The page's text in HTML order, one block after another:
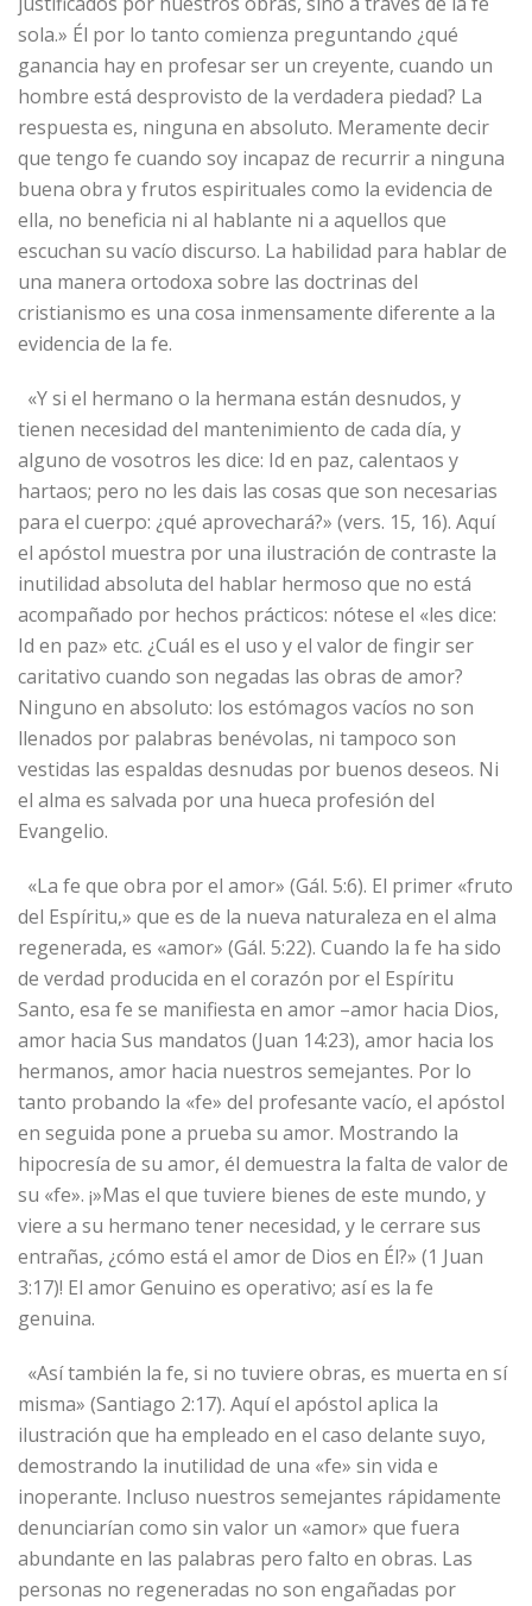
sola.» Él por lo tanto comienza preguntando ¿qué
ganancia hay en profesar ser un creyente, cuando un
hombre está desprovisto de la verdadera piedad? La
respuesta es, ninguna en absoluto. Meramente decir
que tengo fe cuando soy incapaz de recurrir a ninguna
buena obra y frutos espirituales como la evidencia de
ella, no beneficia ni al hablante ni a aquellos que
escuchan su vacío discurso. La habilidad para hablar de
una manera ortodoxa sobre las doctrinas del
cristianismo es una cosa inmensamente diferente a la
evidencia de la fe.
«Y si el hermano o la hermana están desnudos, y
tienen necesidad del mantenimiento de cada día, y
alguno de vosotros les dice: Id en paz, calentaos y
hartaos; pero no les dais las cosas que son necesarias
para el cuerpo: ¿qué aprovechará?» (vers. 15, 16). Aquí
el apóstol muestra por una ilustración de contraste la
inutilidad absoluta del hablar hermoso que no está
acompañado por hechos prácticos: nótese el «les dice:
Id en paz» etc. ¿Cuál es el uso y el valor de fingir ser
caritativo cuando son negadas las obras de amor?
Ninguno en absoluto: los estómagos vacíos no son
llenados por palabras benévolas, ni tampoco son
vestidas las espaldas desnudas por buenos deseos. Ni
el alma es salvada por una hueca profesión del
Evangelio.
«La fe que obra por el amor» (Gál. 5:6). El primer «fruto
del Espíritu,» que es de la nueva naturaleza en el alma
regenerada, es «amor» (Gál. 5:22). Cuando la fe ha sido
de verdad producida en el corazón por el Espíritu
Santo, esa fe se manifiesta en amor –amor hacia Dios,
amor hacia Sus mandatos (Juan 14:23), amor hacia los
hermanos, amor hacia nuestros semejantes. Por lo
tanto probando la «fe» del profesante vacío, el apóstol
en seguida pone a prueba su amor. Mostrando la
hipocresía de su amor, él demuestra la falta de valor de
su «fe». ¡»Mas el que tuviere bienes de este mundo, y
viere a su hermano tener necesidad, y le cerrare sus
entrañas, ¿cómo está el amor de Dios en Él?» (1 Juan
3:17)! El amor Genuino es operativo; así es la fe
genuina.
«Así también la fe, si no tuviere obras, es muerta en sí
misma» (Santiago 2:17). Aquí el apóstol aplica la
ilustración que ha empleado en el caso delante suyo,
demostrando la inutilidad de una «fe» sin vida e
inoperante. Incluso nuestros semejantes rápidamente
denunciarían como sin valor un «amor» que fuera
abundante en las palabras pero falto en obras. Las
personas no regeneradas no son engañadas por